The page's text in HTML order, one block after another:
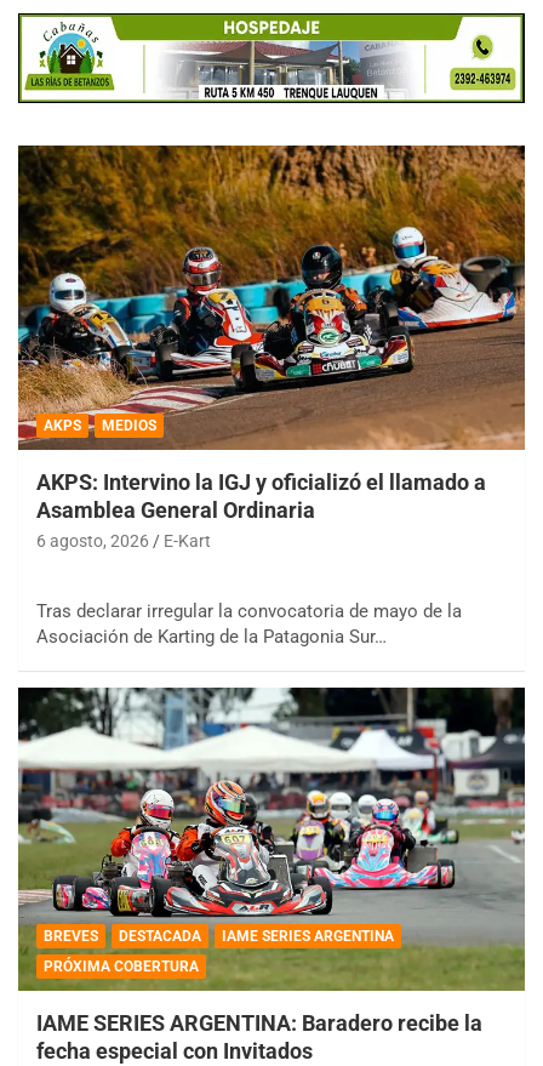
AKPS MEDIOS
AKPS: Intervino la IGJ y oficializó el llamado a
Asamblea General Ordinaria
6 agosto, 2026 E-Kart
Tras declarar irregular la convocatoria de mayo de la
Asociación de Karting de la Patagonia Sur…
BREVES DESTACADA
IAME SERIES ARGENTINA
PRÓXIMA COBERTURA
IAME SERIES ARGENTINA: Baradero recibe la
fecha especial con Invitados